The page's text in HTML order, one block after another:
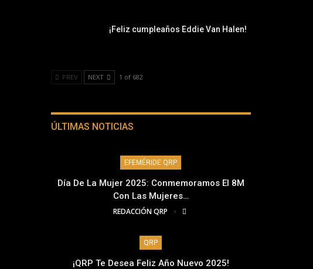
¡Feliz cumpleaños Eddie Van Halen!
PREV NEXT 1 of 682
ÚLTIMAS NOTICIAS
EFEMÉRIDE QRP
Día De La Mujer 2025: Conmemoramos El 8M
Con Las Mujeres…
REDACCIÓN QRP
QRP
¡QRP Te Desea Feliz Año Nuevo 2025!